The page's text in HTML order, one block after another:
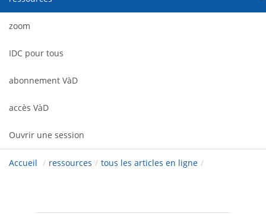
zoom
IDC pour tous
abonnement VàD
accès VàD
Ouvrir une session
Accueil / ressources / tous les articles en ligne /